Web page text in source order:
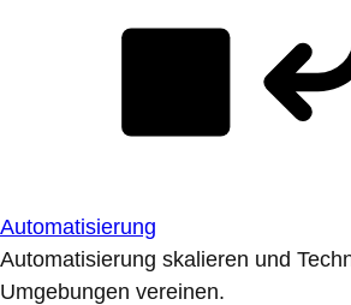
Automatisierung
Automatisierung skalieren und
Umgebungen vereinen.